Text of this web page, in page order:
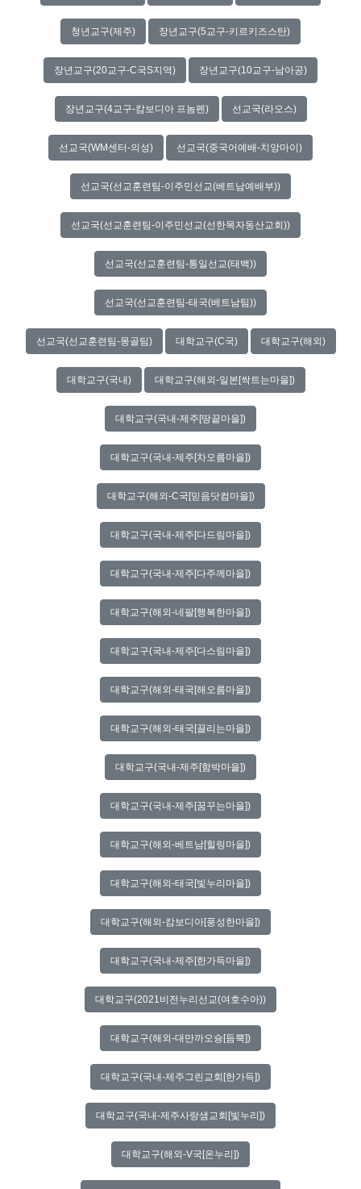
청년교구(제주) 장년교구(5교구-키르키즈스탄)
장년교구(20교구-C국S지역) 장년교구(10교구-남아공)
장년교구(4교구-캄보디아 프놈펜) 선교국(라오스)
선교국(WM센터-의성) 선교국(중국어예배-치앙마이)
선교국(선교훈련팀-이주민선교(베트남예배부))
선교국(선교훈련팀-이주민선교(선한목자동산교회))
선교국(선교훈련팀-통일선교(태백))
선교국(선교훈련팀-태국(베트남팀))
선교국(선교훈련팀-몽골팀) 대학교구(C국) 대학교구(해외)
대학교구(국내) 대학교구(해외-일본[싹트는마을])
대학교구(국내-제주[땅끝마을])
대학교구(국내-제주[차오름마을])
대학교구(해외-C국[믿음닷컴마을])
대학교구(국내-제주[다드림마을])
대학교구(국내-제주[다주께마을])
대학교구(해외-네팔[행복한마을])
대학교구(국내-제주[다스림마을])
대학교구(해외-태국[해오름마을])
대학교구(해외-태국[끌리는마을])
대학교구(국내-제주[함박마을])
대학교구(국내-제주[꿈꾸는마을])
대학교구(해외-베트남[힐링마을])
대학교구(해외-태국[빛누리마을])
대학교구(해외-캄보디아[풍성한마을])
대학교구(국내-제주[한가득마을])
대학교구(2021비전누리선교(여호수아))
대학교구(해외-대만까오슝[듬뿍])
대학교구(국내-제주그린교회[한가득])
대학교구(국내-제주사랑샘교회[빛누리])
대학교구(해외-V국[온누리])